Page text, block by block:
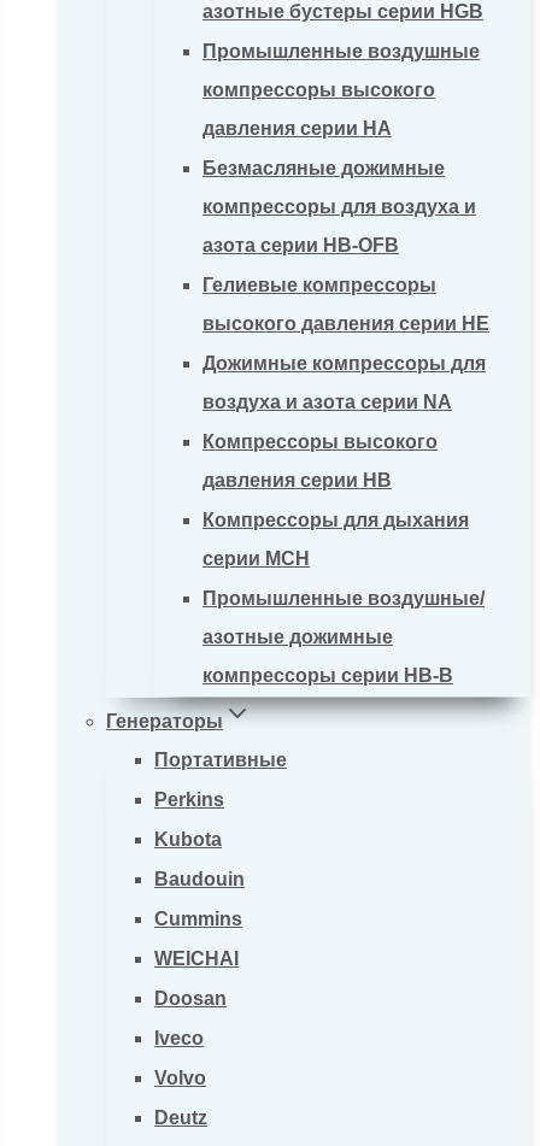
азотные бустеры серии HGB
Промышленные воздушные
компрессоры высокого
давления серии HA
Безмасляные дожимные
компрессоры для воздуха и
азота серии HB-OFB
Гелиевые компрессоры
высокого давления серии HE
Дожимные компрессоры для
воздуха и азота серии NA
Компрессоры высокого
давления серии HB
Компрессоры для дыхания
серии MCH
Промышленные воздушные/
азотные дожимные
компрессоры серии HB-B
Генераторы
Портативные
Perkins
Kubota
Baudouin
Cummins
WEICHAI
Doosan
Iveco
Volvo
Deutz